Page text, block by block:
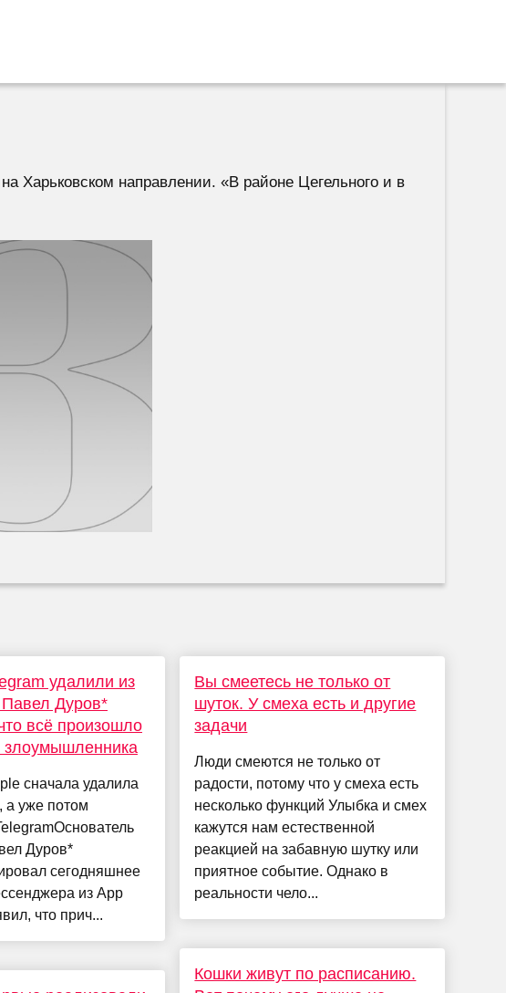
Харьковском направлении. «В районе Цегельного и в
удалили из
Дуров*
вcё произошло
злоумышленника
сначала удалила
а уже потом
Дуров*
сегодняшнее
из App
что прич...
Вы смеетесь не только от
шуток. У смеха есть и другие
задачи
Люди смеются не только от
радости, потому что у смеха есть
несколько функций Улыбка и смех
кажутся нам естественной
реакцией на забавную шутку или
приятное событие. Однако в
реальности чело...
Кошки живут по расписанию.